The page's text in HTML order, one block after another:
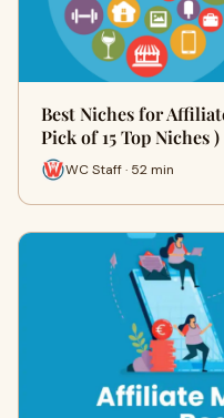
Best Niches for
Pick of 15 Top Niches )
WC Staff · 52 min